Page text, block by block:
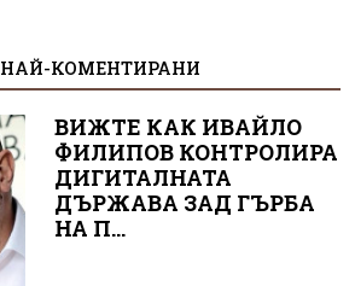
НАЙ-КОМЕНТИРАНИ
ВИЖТЕ КАК ИВАЙЛО
ФИЛИПОВ КОНТРОЛИРА
ДИГИТАЛНАТА
ДЪРЖАВА ЗАД ГЪРБА
НА П...